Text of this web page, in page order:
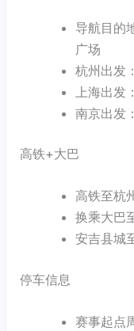
导航目的
广场
杭州出发
上海出发
南京出发
高铁+大巴
高铁至杭
换乘大巴
安吉县城
停车信息
赛事起点